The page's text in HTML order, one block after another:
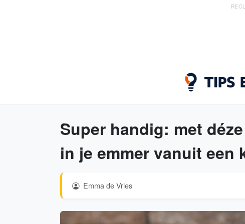
Super handig: met
in je emmer vanuit een
Emma de Vries